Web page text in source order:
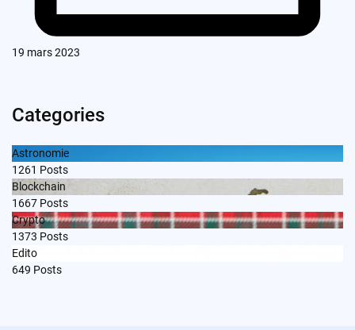
19 mars 2023
Categories
Astronomie
1261 Posts
Blockchain
1667 Posts
Crypto
1373 Posts
Edito
649 Posts